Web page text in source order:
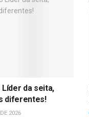
da seita,
diferentes!
2026